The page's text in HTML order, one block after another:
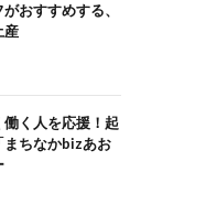
おすすめする、
産
く人を応援！起
まちなかbizあお